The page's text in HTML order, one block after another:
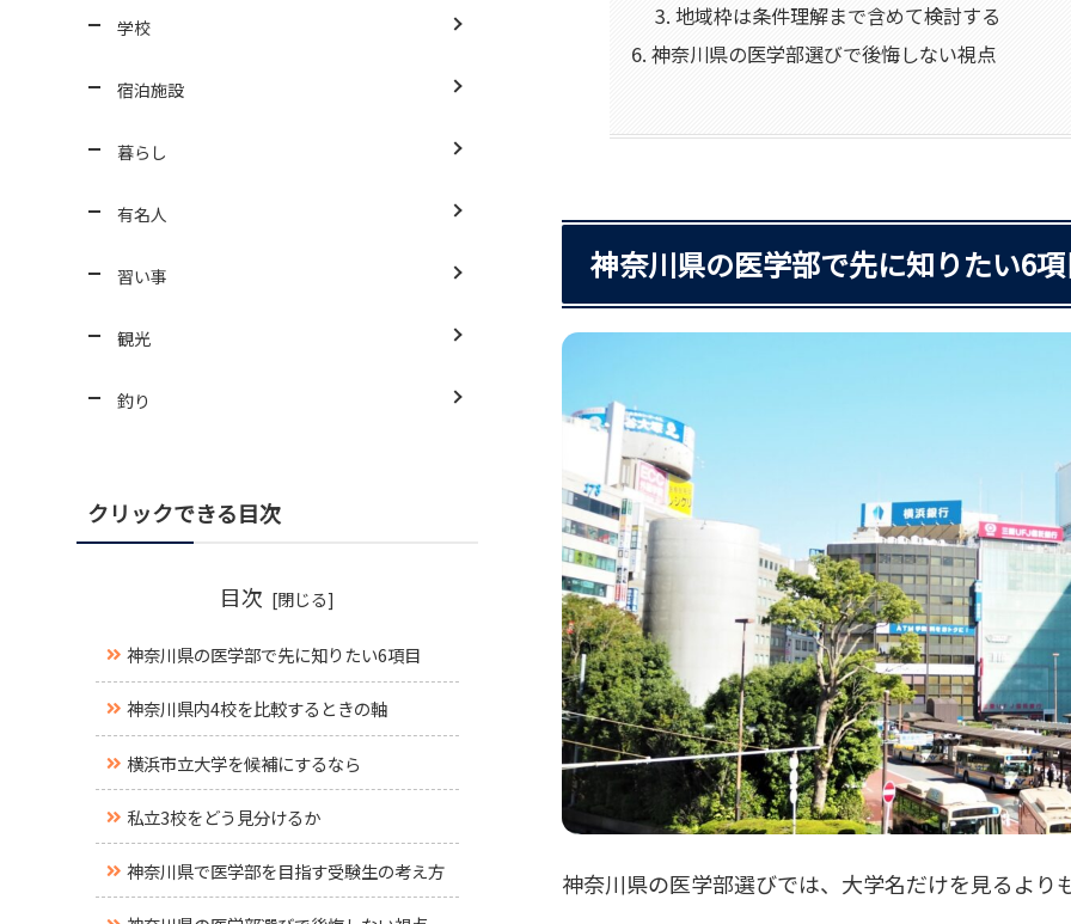
地域枠は条件理解まで含めて検討する
神奈川県の医学部選びで後悔しない視点
神奈川県の医学部で先に知りたい6
神奈川県の医学部選びでは、大学名だけを見るよ
学校
宿泊施設
暮らし
有名人
習い事
観光
釣り
クリックできる目次
目次
神奈川県の医学部で先に知りたい6項目
神奈川県内4校を比較するときの軸
横浜市立大学を候補にするなら
私立3校をどう見分けるか
神奈川県で医学部を目指す受験生の考え方